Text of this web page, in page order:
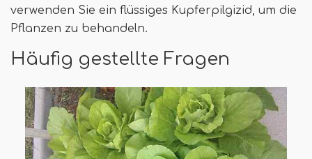
verwenden Sie ein flüssiges Kupferpilgizid, um die
Pflanzen zu behandeln.
Häufig gestellte Fragen